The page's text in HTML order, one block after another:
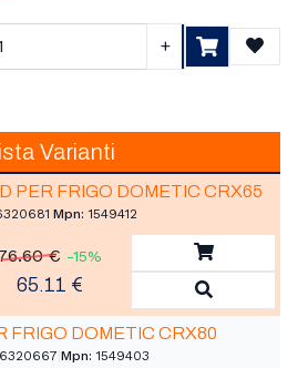
+
Varianti
PER FRIGO DOMETIC CRX65
Mpn: 1549412
€ -15%
65.11 €
Aggiungi
FRIGO DOMETIC CRX80
Mpn: 1549403